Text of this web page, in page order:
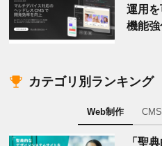
運用
機能
カテゴリ別ランキング
Web制作 CMS
「聖